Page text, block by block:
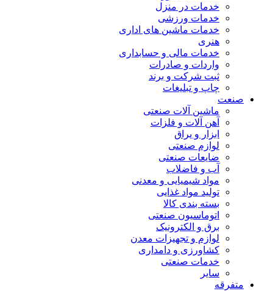
خدمات در منزل
خدمات ورزشی
خدمات ماشین های اداری
هنری
خدمات مالی و حسابداری
واردات و صادرات
ثبت شرکت و برند
چاپ و تبلیغات
صنعت
ماشین آلات صنعتی
آهن آلات و فلزات
ابزار و یراق
لوازم صنعتی
ضایعات صنعتی
آب و فاضلاب
مواد شیمیایی و معدنی
تولید مواد غذایی
بسته بندی کالا
اتوماسیون صنعتی
برق و الکترونیک
لوازم و تجهیزات معدن
کشاورزی و دامداری
خدمات صنعتی
سایر
متفرقه